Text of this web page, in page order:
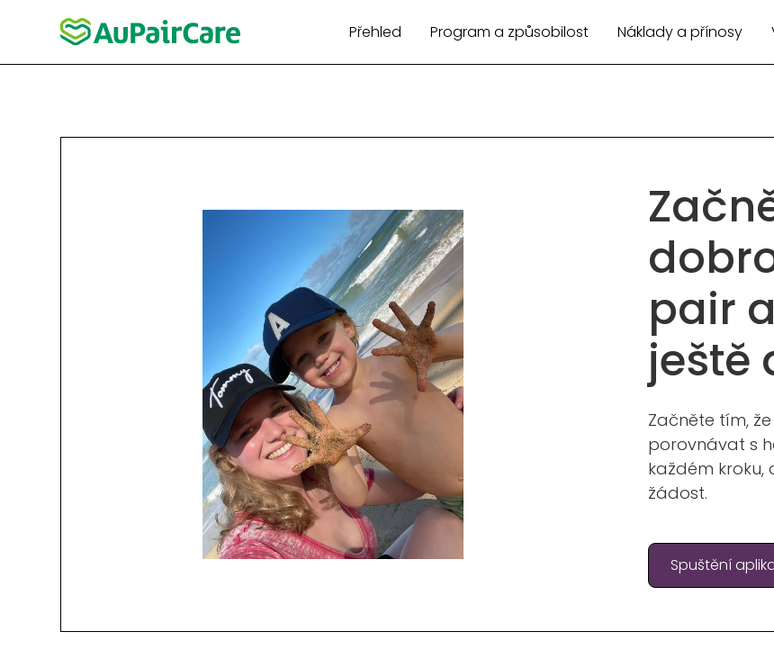
Přehled Program a způsobilost Náklady a přínosy
pair
ještě
Začněte tím,
porovnávat s
každém
žádost.
Spuštění